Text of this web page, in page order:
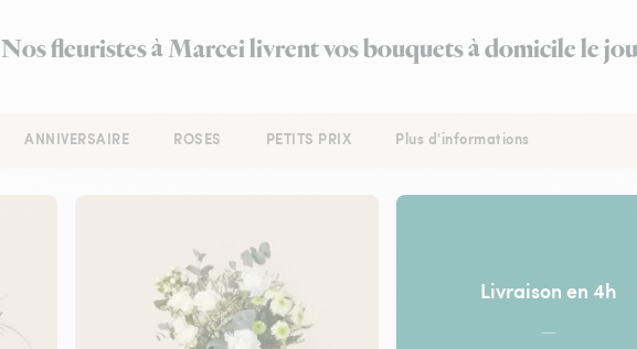
Nos fleuristes à Marcei livrent vos bouquets à domicile le
ANNIVERSAIRE ROSES PETITS PRIX Plus d'informations
Livraison en 4h
—